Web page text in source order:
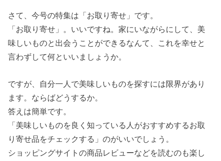
さて、今号の特集は「お取り寄せ」です。
「お取り寄せ」。いいですね。家にいながらにして、美
味しいものと出会うことができるなんて、これを幸せと
言わずして何といいましょうか。
ですが、自分一人で美味しいものを探すには限界があり
ます。ならばどうするか。
答えは簡単です。
「美味しいものを良く知っている人がおすすめするお取
り寄せ品をチェックする」のがいいでしょう。
ショッピングサイトの商品レビューなどを読むのも楽し